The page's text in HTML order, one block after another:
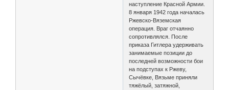
наступление Красной Армии.
8 января 1942 года началась
Ржевско-Вяземская
операция. Враг отчаянно
сопротивлялся. После
приказа Гитлера удерживать
занимаемые позиции до
последней возможности бои
на подступах к Ржеву,
Сычёвке, Вязьме приняли
тяжёлый, затяжной,